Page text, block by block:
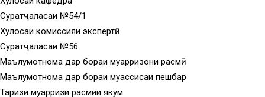
Суратҷаласаи №54/1
Хулосаи комиссияи экспертӣ
Суратҷаласаи №56
Маълумотнома дар бораи муқарризони расмӣ
Маълумотнома дар бораи муассисаи пешбар
Тақризи муқарризи расмии якум